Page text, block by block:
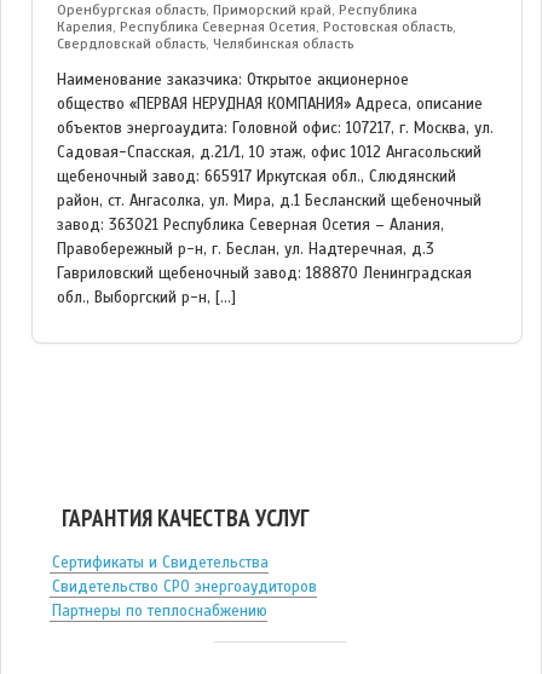
Оренбургская область, Приморский край, Республика
Карелия, Республика Северная Осетия, Ростовская область,
Свердловскай область, Челябинская область
Наименование заказчика: Открытое акционерное
общество «ПЕРВАЯ НЕРУДНАЯ КОМПАНИЯ» Адреса, описание
объектов энергоаудита: Головной офис: 107217, г. Москва, ул.
Садовая-Спасская, д.21/1, 10 этаж, офис 1012 Ангасольский
щебеночный завод: 665917 Иркутская обл., Слюдянский
район, ст. Ангасолка, ул. Мира, д.1 Бесланский щебеночный
завод: 363021 Республика Северная Осетия – Алания,
Правобережный р-н, г. Беслан, ул. Надтеречная, д.3
Гавриловский щебеночный завод: 188870 Ленинградская
обл., Выборгский р-н, […]
ГАРАНТИЯ КАЧЕСТВА УСЛУГ
Сертификаты и Свидетельства
Свидетельство СРО энергоаудиторов
Партнеры по теплоснабжению